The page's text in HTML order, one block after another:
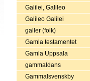
Galilei, Galileo
Galileo Galilei
galler (folk)
Gamla testamentet
Gamla Uppsala
gammaldans
Gammalsvenskby